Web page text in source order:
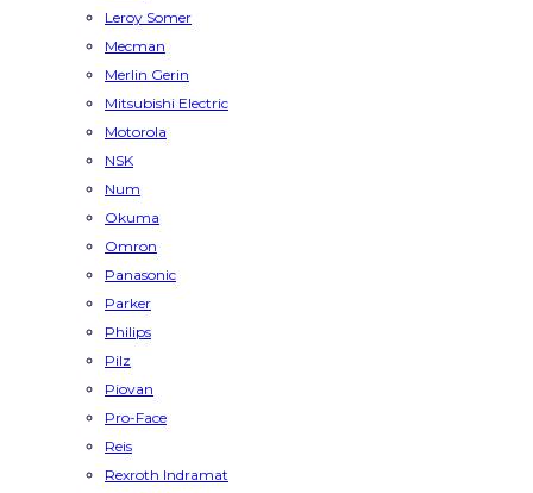
Leroy Somer
Mecman
Merlin Gerin
Mitsubishi Electric
Motorola
NSK
Num
Okuma
Omron
Panasonic
Parker
Philips
Pilz
Piovan
Pro-Face
Reis
Rexroth Indramat